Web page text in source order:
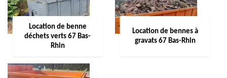
Location de benne
déchets verts 67 Bas-
Rhin
Location de bennes à
gravats 67 Bas-Rhin